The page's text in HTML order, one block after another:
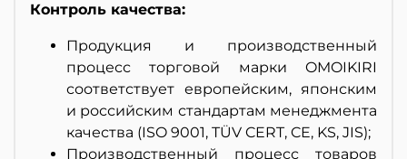
Контроль качества:
Продукция и производственный
процесс торговой марки OMOIKIRI
соответствует европейским, японским
и российским стандартам менеджмента
качества (ISO 9001, TÜV CERT, CE, KS, JIS);
Производственный процесс товаров